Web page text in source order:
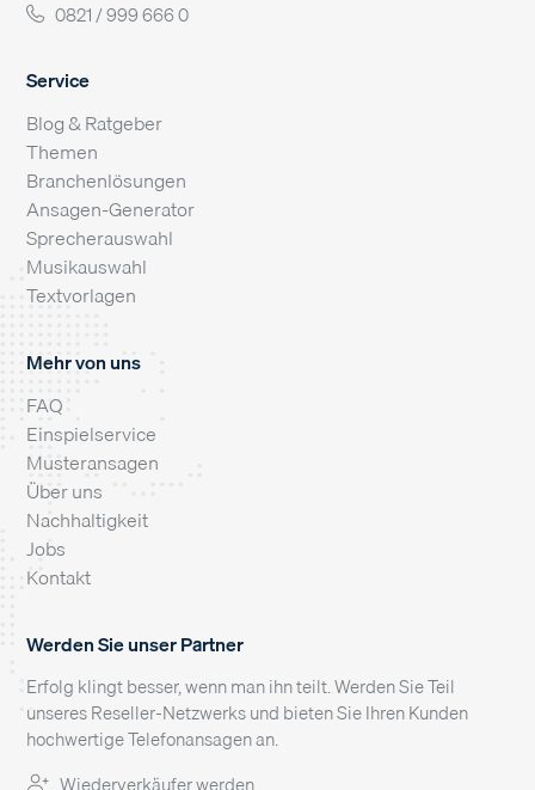
0821 / 999 666 0
Service
Blog & Ratgeber
Themen
Branchenlösungen
Ansagen-Generator
Sprecherauswahl
Musikauswahl
Textvorlagen
Mehr von uns
FAQ
Einspielservice
Musteransagen
Über uns
Nachhaltigkeit
Jobs
Kontakt
Werden Sie unser Partner
Erfolg klingt besser, wenn man ihn teilt. Werden Sie Teil
unseres Reseller-Netzwerks und bieten Sie Ihren Kunden
hochwertige Telefonansagen an.
Wiederverkäufer werden